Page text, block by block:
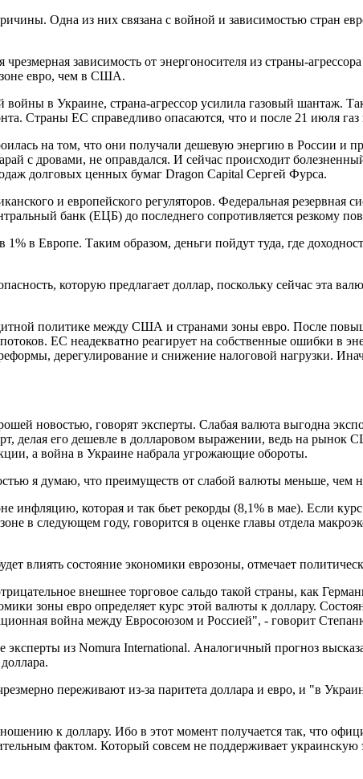
Одна из них связана с войной и зависимостью стран
зависимость от энергоносителя из страны-
зоне евро, чем в США.
в Украине, страна-агрессор усилила газовый шантаж.
Страны ЕС справедливо опасаются, что и после 21 июля газ
на том, что они получали дешевую энергию в России и
с дровами, не оправдался. И сейчас происходит
долговых ценных бумаг Dragon Capital Сергей Фурса.
и европейского регуляторов. Федеральная
банк (ЕЦБ) до последнего сопротивляется резкому
в Европе. Таким образом, деньги пойдут туда, где
которую предлагает доллар, поскольку сейчас эта
политике между США и странами зоны евро. После
ЕС неадекватно реагирует на собственные ошибки в
дерегулирование и снижение налоговой нагрузки.
новостью, говорят эксперты. Слабая валюта выгодна
делая его дешевле в долларовом выражении, ведь на
а война в Украине набрала угрожающие обороты.
я думаю, что преимуществ от слабой валюты меньше, чем
инфляцию, которая и так бьет рекорды (8,1% в мае). Если
в следующем году, говорится в оценке главы отдела
влиять состояние экономики еврозоны, отмечает
внешнее торговое сальдо такой страны, как
зоны евро определяет курс этой валюты к доллару.
война между Евросоюзом и Россией", - говорит
из Nomura International. Аналогичный прогноз
переживают из-за паритета доллара и евро, и "в
к доллару. Ибо в этот момент получается так, что
фактом. Который совсем не поддерживает